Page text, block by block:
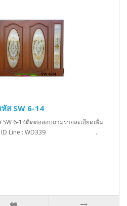
ส SW 6-14
6-14ติดต่อสอบถามรายละเอียดเพิ่ม
ID Line : WD339 ..